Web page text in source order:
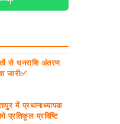
से धनराशि अंतरण
जारी✅
में प्रधानाध्यापक
प्रतिकूल प्रविष्टि